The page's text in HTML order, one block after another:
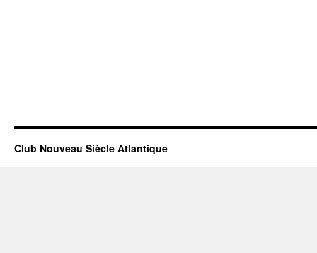
Club Nouveau Siècle Atlantique